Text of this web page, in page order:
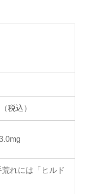
税込）
荒れには「ヒルド